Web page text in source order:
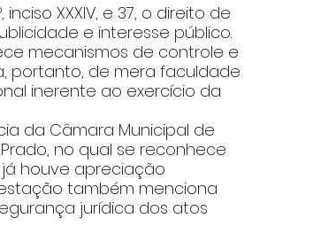
XXXIV, e 37, o direito de
e interesse público.
mecanismos de controle e
portanto, de mera faculdade
inerente ao exercício da
da Câmara Municipal de
no qual se reconhece
houve apreciação
também menciona
jurídica dos atos